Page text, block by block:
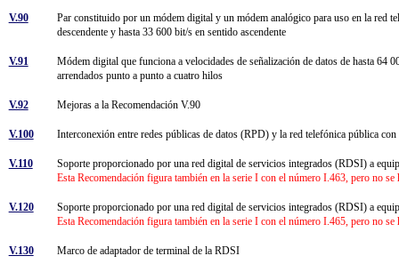
V.90
Par constituido por un módem digital y un módem analógico para uso en la red
descendente y hasta 33 600 bit/s en sentido ascendente
V.91
Módem digital que funciona a velocidades de señalización de datos de hasta
arrendados punto a punto a cuatro hilos
V.92 Mejoras a la Recomendación V.90
V.100 Interconexión entre redes públicas de datos (RPD) y la red telefónica pública
V.110
Soporte proporcionado por una red digital de servicios integrados (RDSI) a
Esta Recomendación figura también en la serie I con el número I.463, pero no se
V.120
Soporte proporcionado por una red digital de servicios integrados (RDSI) a
Esta Recomendación figura también en la serie I con el número I.465, pero no se
V.130 Marco de adaptador de terminal de la RDSI